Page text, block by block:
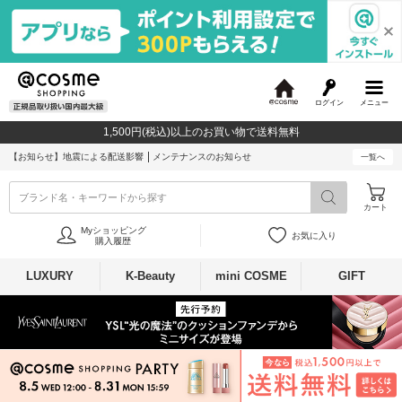
メニュー
ログイン
c
o
1,500円(税込)以上のお買い物で送料無料
【お知らせ】 地震による配送影響 メンテナンスのお知らせ 一覧へ
ブランド名・キーワードから探す
カート
Myショッピング
購入履歴
お気に入り
LUXURY K-Beauty mini COSME GIFT